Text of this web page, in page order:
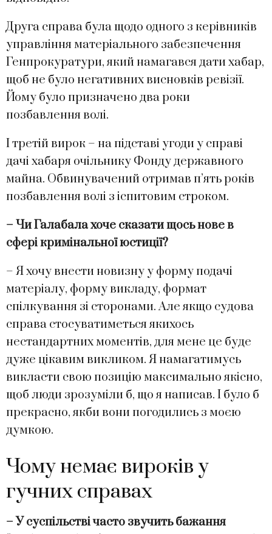
Друга справа була щодо одного з керівників
управління матеріального забезпечення
Генпрокуратури, який намагався дати хабар,
щоб не було негативних висновків ревізії.
Йому було призначено два роки
позбавлення волі.
І третій вирок – на підставі угоди у справі
дачі хабаря очільнику Фонду державного
майна. Обвинувачений отримав п’ять років
позбавлення волі з іспитовим строком.
– Чи Галабала хоче сказати щось нове в
сфері кримінальної юстиції?
– Я хочу внести новизну у форму подачі
матеріалу, форму викладу, формат
спілкування зі сторонами. Але якщо судова
справа стосуватиметься якихось
нестандартних моментів, для мене це буде
дуже цікавим викликом. Я намагатимусь
викласти свою позицію максимально якісно,
щоб люди зрозуміли б, що я написав. І було б
прекрасно, якби вони погодились з моєю
думкою.
Чому немає вироків у
гучних справах
– У суспільстві часто звучить бажання